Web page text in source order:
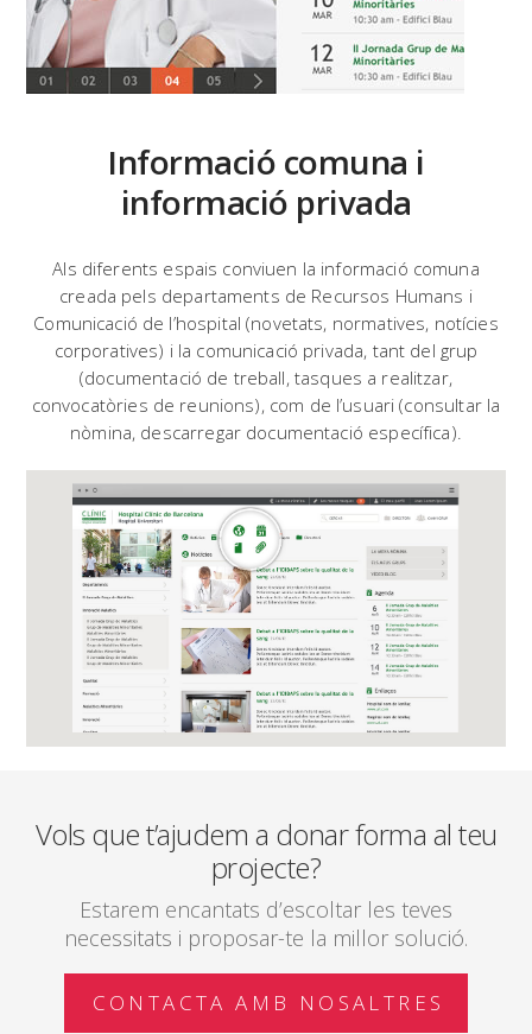
Informació comuna i
informació privada
Als diferents espais conviuen la informació comuna
creada pels departaments de Recursos Humans i
Comunicació de l’hospital (novetats, normatives, notícies
corporatives) i la comunicació privada, tant del grup
(documentació de treball, tasques a realitzar,
convocatòries de reunions), com de l’usuari (consultar la
nòmina, descarregar documentació específica).
Vols que t’ajudem a donar forma al teu
projecte?
Estarem encantats d’escoltar les teves
necessitats i proposar-te la millor solució.
CONTACTA AMB NOSALTRES